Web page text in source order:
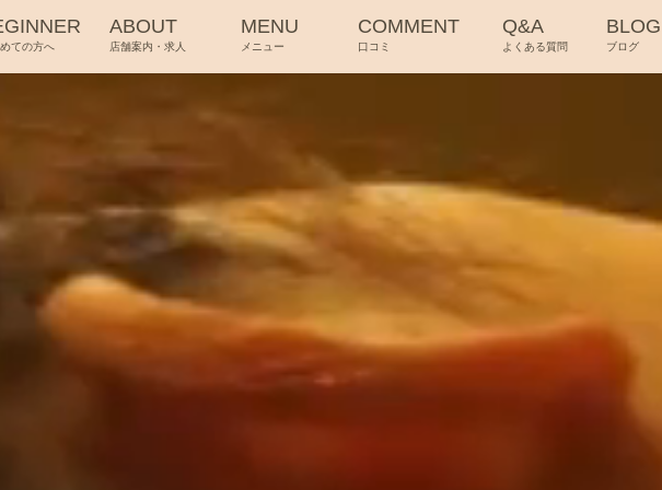
ての方へ
ABOUT
店舗案内・求人
MENU
メニュー
COMMENT
口コミ
Q&A
よくある質問
BLOG
ブログ